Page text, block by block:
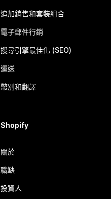
追加銷售和套裝組合
電子郵件行銷
搜尋引擎最佳化 (SEO)
運送
幣別和翻譯
Shopify
關於
職缺
投資人